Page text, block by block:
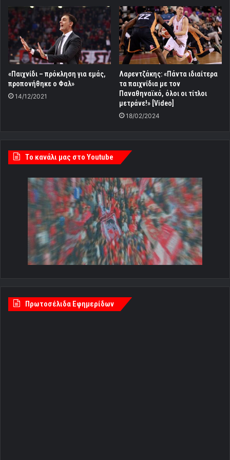
«Παιχνίδι – πρόκληση για εμάς,
προπονήθηκε o Φαλ»
14/12/2021
Λαρεντζάκης: «Πάντα ιδιαίτερα
τα παιχνίδια με τον
Παναθηναϊκό, όλοι οι τίτλοι
μετράνε!» [Video]
18/02/2024
Tο κανάλι μας στο Youtube
Πρωτοσέλιδα Εφημερίδων